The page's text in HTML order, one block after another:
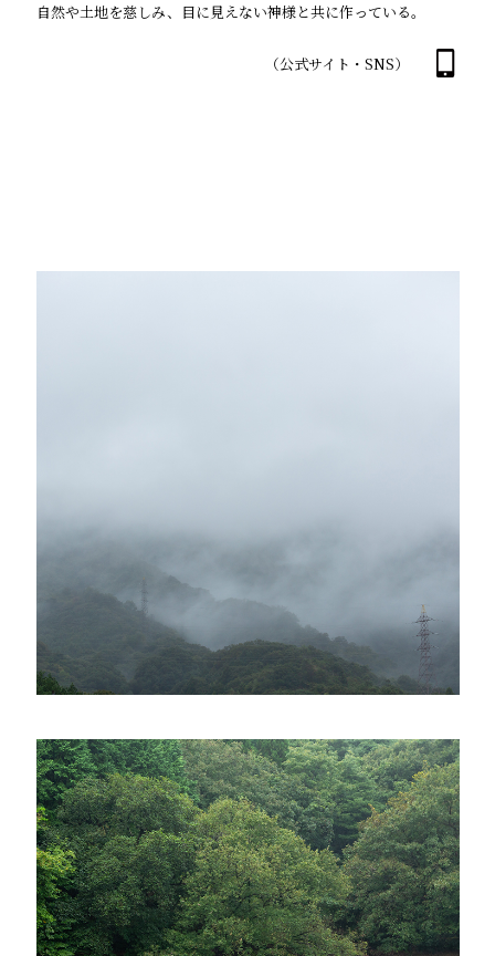
自然や土地を慈しみ、目に見えない神様と共に作っている。
（公式サイト・SNS）